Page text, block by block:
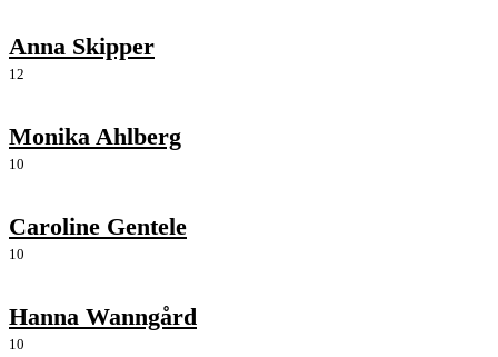
Anna Skipper
12
Monika Ahlberg
10
Caroline Gentele
10
Hanna Wanngård
10